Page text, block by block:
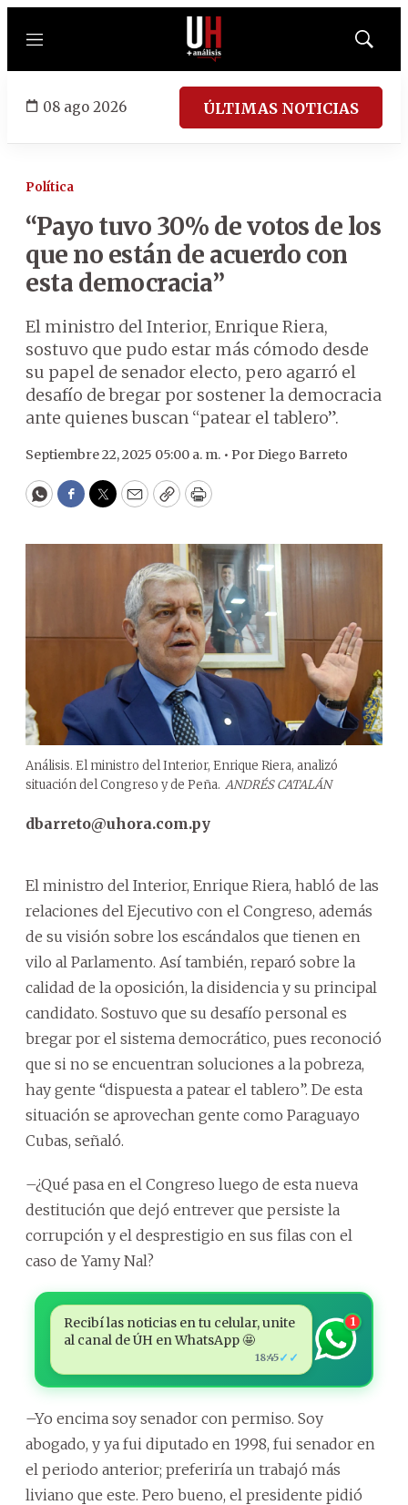
Menú
Mostrar
08 ago 2026 ÚLTIMAS NOTICIAS
Política
“Payo tuvo 30% de votos de los
que no están de acuerdo con
esta democracia”
El ministro del Interior, Enrique Riera,
sostuvo que pudo estar más cómodo desde
su papel de senador electo, pero agarró el
desafío de bregar por sostener la democracia
ante quienes buscan “patear el tablero”.
Septiembre 22, 2025 05:00 a. m. • PorDiego Barreto
WhatsApp
Facebook
Twitter
EmailCopyPrint
Análisis. El ministro del Interior, Enrique Riera, analizó
situación del Congreso y de Peña. ANDRÉS CATALÁN
dbarreto@uhora.com.py
El ministro del Interior, Enrique Riera, habló de las
relaciones del Ejecutivo con el Congreso, además
de su visión sobre los escándalos que tienen en
vilo al Parlamento. Así también, reparó sobre la
calidad de la oposición, la disidencia y su principal
candidato. Sostuvo que su desafío personal es
bregar por el sistema democrático, pues reconoció
que si no se encuentran soluciones a la pobreza,
hay gente “dispuesta a patear el tablero”. De esta
situación se aprovechan gente como Paraguayo
Cubas, señaló.
–¿Qué pasa en el Congreso luego de esta nueva
destitución que dejó entrever que persiste la
corrupción y el desprestigio en sus filas con el
caso de Yamy Nal?
Recibí las noticias en tu celular, unite
al canal de ÚH en WhatsApp 🤩
18:45✓✓
1
–Yo encima soy senador con permiso. Soy
abogado, y ya fui diputado en 1998, fui senador en
el periodo anterior; preferiría un trabajó más
liviano que este. Pero bueno, el presidente pidió